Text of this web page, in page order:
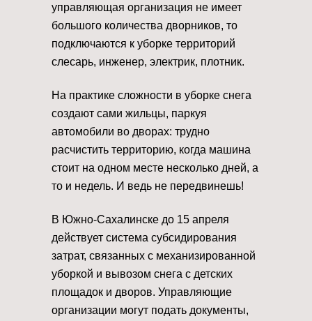
управляющая организация не имеет
большого количества дворников, то
подключаются к уборке территорий
слесарь, инженер, электрик, плотник.
На практике сложности в уборке снега
создают сами жильцы, паркуя
автомобили во дворах: трудно
расчистить территорию, когда машина
стоит на одном месте несколько дней, а
то и недель. И ведь не передвинешь!
В Южно-Сахалинске до 15 апреля
действует система субсидирования
затрат, связанных с механизированной
уборкой и вывозом снега с детских
площадок и дворов. Управляющие
организации могут подать документы,